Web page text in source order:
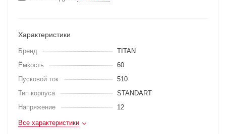
Характеристики
Бренд
TITAN
Ёмкость
60
Пусковой ток
510
Тип корпуса
STANDART
Напряжение
12
Все характеристики